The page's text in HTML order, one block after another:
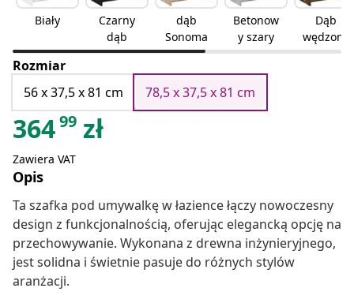
Biały
Czarny
dąb
dąb
Sonoma
Betonow
y szary
Dąb
wędzony
Rozmiar
56 x 37,5 x 81 cm
78,5 x 37,5 x 81 cm
36499 zł
Zawiera VAT
Opis
Ta szafka pod umywalkę w łazience łączy nowoczesny
design z funkcjonalnością, oferując elegancką opcję na
przechowywanie. Wykonana z drewna inżynieryjnego,
jest solidna i świetnie pasuje do różnych stylów
aranżacji.